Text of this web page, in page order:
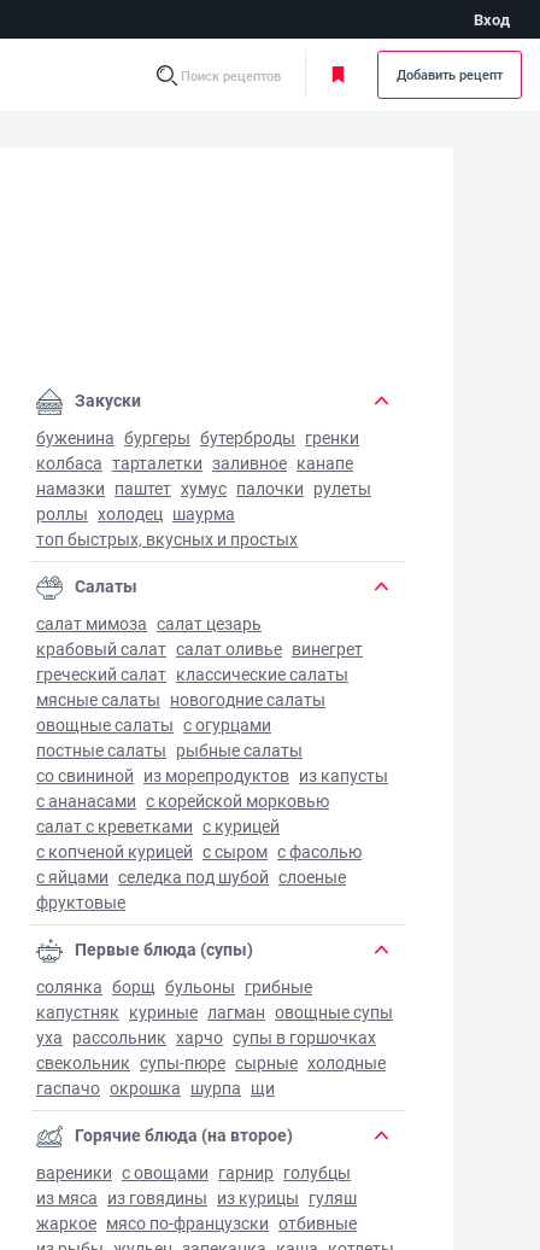
Вход
Поиск рецептов Добавить рецепт
пирог с вареньем - фото готового блюда
Закуски
буженина бургеры бутерброды гренки
колбаса тарталетки заливное канапе
намазки паштет хумус палочки рулеты
роллы холодец шаурма
топ быстрых, вкусных и простых
Салаты
салат мимоза салат цезарь
крабовый салат салат оливье винегрет
греческий салат классические салаты
мясные салаты новогодние салаты
овощные салаты с огурцами
постные салаты рыбные салаты
со свининой из морепродуктов из капусты
с ананасами с корейской морковью
салат с креветками с курицей
с копченой курицей с сыром с фасолью
с яйцами селедка под шубой слоеные
фруктовые
Первые блюда (супы)
солянка борщ бульоны грибные
капустняк куриные лагман овощные супы
уха рассольник харчо супы в горшочках
свекольник супы-пюре сырные холодные
гаспачо окрошка шурпа щи
Горячие блюда (на второе)
вареники с овощами гарнир голубцы
из мяса из говядины из курицы гуляш
жаркое мясо по-французски отбивные